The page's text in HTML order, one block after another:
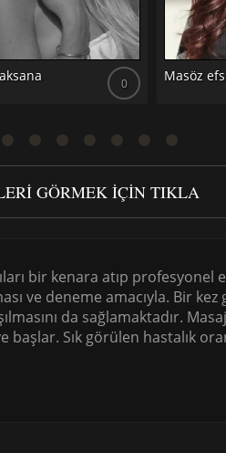
0 Masöz
GÖRMEK IÇIN TIKLA
bir kenara atıp
ve deneme amacıyla. Bir
da sağlamaktadır.
Sık görülen hastalık